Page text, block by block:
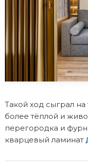
Такой ход сыграл на
более тёплой и
перегородка и
кварцевый ламинат